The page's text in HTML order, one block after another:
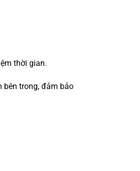
thời gian.
bên trong, đảm bảo